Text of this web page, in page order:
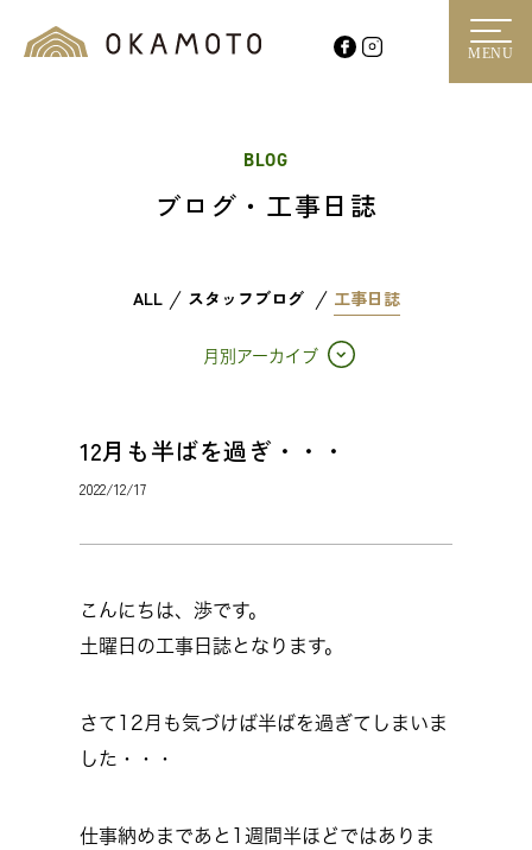
MENU
BLOG
ブログ・工事日誌
ALL スタッフブログ 工事日誌
月別アーカイブ
12月も半ばを過ぎ・・・
2022/12/17
こんにちは、渉です。
土曜日の工事日誌となります。
さて12月も気づけば半ばを過ぎてしまいま
した・・・
仕事納めまであと1週間半ほどではありま